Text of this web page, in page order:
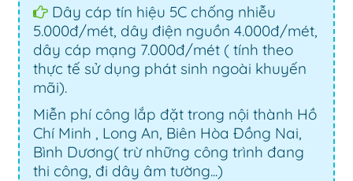
Dây cáp tín hiệu 5C chống nhiễu
5.000đ/mét, dây điện nguồn 4.000đ/mét,
dây cáp mạng 7.000đ/mét ( tính theo
thực tế sử dụng phát sinh ngoài khuyến
mãi).
Miễn phí công lắp đặt trong nội thành Hồ
Chí Minh , Long An, Biên Hòa Đồng Nai,
Bình Dương( trừ những công trình đang
thi công, đi dây âm tường...)